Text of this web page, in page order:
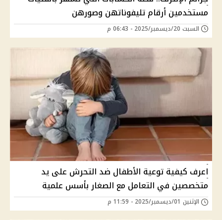
مستخدمين أرقام تليفوناتهن وصورهن
السبت 20/ديسمبر/2025 - 06:43 م
اعرف كيفية توعية الأطفال ضد التحرش على يد
متخصصين في التعامل مع الصغار بأسس علمية
الإثنين 01/ديسمبر/2025 - 11:59 م